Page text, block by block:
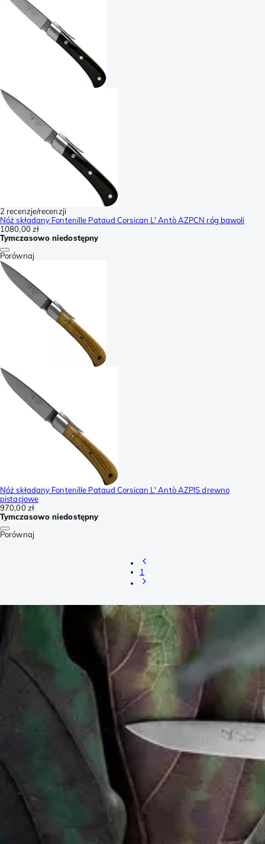
2 recenzje/recenzji
Nóż składany Fontenille Pataud Corsican L' Antò AZPCN róg bawoli
1080,00 zł
Tymczasowo niedostępny
Porównaj
Nóż składany Fontenille Pataud Corsican L' Antò AZPIS drewno
pistacjowe
970,00 zł
Tymczasowo niedostępny
Porównaj
1